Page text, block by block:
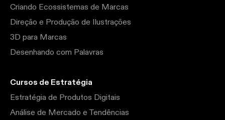
Criando Ecossistemas de Marcas
Direção e Produção de Ilustrações
3D para Marcas
Desenhando com Palavras
Cursos de Estratégia
Estratégia de Produtos Digitais
Análise de Mercado e Tendências